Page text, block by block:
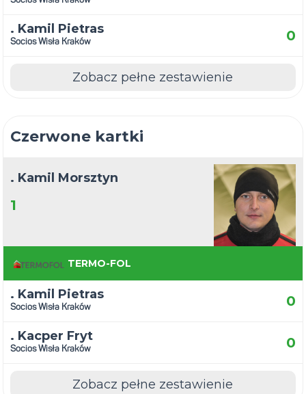
. Kamil Pietras
Socios Wisła Kraków 0
Zobacz pełne zestawienie
Czerwone kartki
. Kamil Morsztyn
1
TERMO-FOL
. Kamil Pietras
Socios Wisła Kraków 0
. Kacper Fryt
Socios Wisła Kraków 0
Zobacz pełne zestawienie